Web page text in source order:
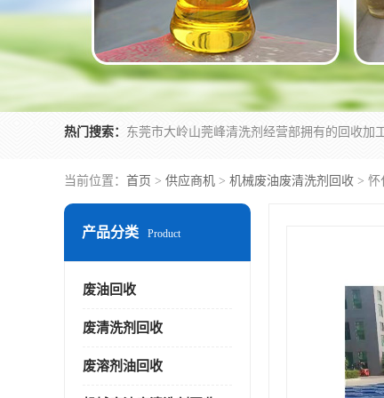
热门搜索：
当前位置： 首页 > 供应商机 > 机械废油废清洗剂回收 > 怀
产品分类 Product
废油回收
废清洗剂回收
废溶剂油回收